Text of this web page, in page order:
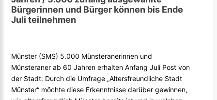
Bürgerinnen und Bürger können bis Ende
Juli teilnehmen
Münster (SMS) 5.000 Münsteranerinnen und
Münsteraner ab 60 Jahren erhalten Anfang Juli Post von
der Stadt: Durch die Umfrage „Altersfreundliche Stadt
Münster“ möchte diese Erkenntnisse darüber gewinnen,